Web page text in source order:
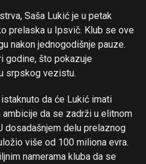
Saša Lukić je u petak
prelaska u Ipsvič. Klub se ove
nakon jednogodišnje pauze.
godine, što pokazuje
srpskog vezistu.
da će Lukić imati
ambicije da se zadrži u elitnom
dosadašnjem delu prelaznog
više od 100 miliona evra.
namerama kluba da se